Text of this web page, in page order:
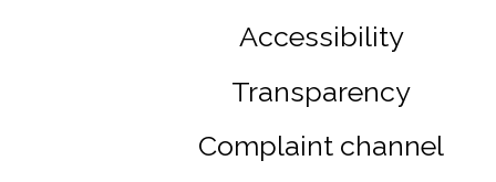
Accessibility
Transparency
Complaint channel